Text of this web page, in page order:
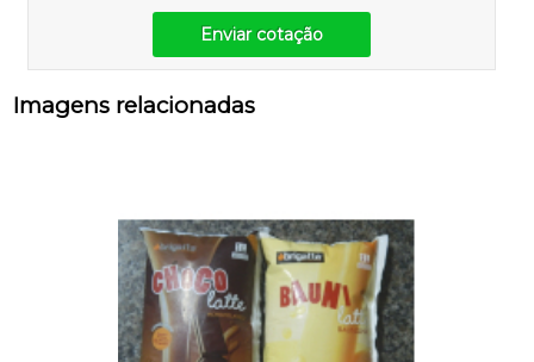
Enviar cotação
Imagens relacionadas